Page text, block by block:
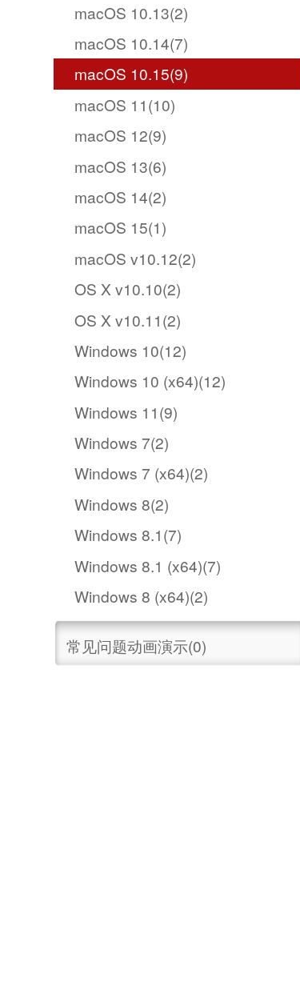
macOS 10.13(2)
macOS 10.14(7)
macOS 10.15(9)
macOS 11(10)
macOS 12(9)
macOS 13(6)
macOS 14(2)
macOS 15(1)
macOS v10.12(2)
OS X v10.10(2)
OS X v10.11(2)
Windows 10(12)
Windows 10 (x64)(12)
Windows 11(9)
Windows 7(2)
Windows 7 (x64)(2)
Windows 8(2)
Windows 8.1(7)
Windows 8.1 (x64)(7)
Windows 8 (x64)(2)
常见问题动画演示(0)